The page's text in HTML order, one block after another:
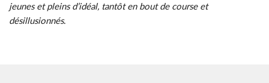
jeunes et pleins d’idéal, tantôt en bout de course et
désillusionnés.